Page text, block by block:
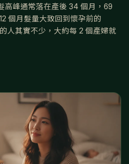
高峰通常落在產後 34 個月，69
個月髮量大致回到懷孕前的
人其實不少，大約每 2 個產婦就